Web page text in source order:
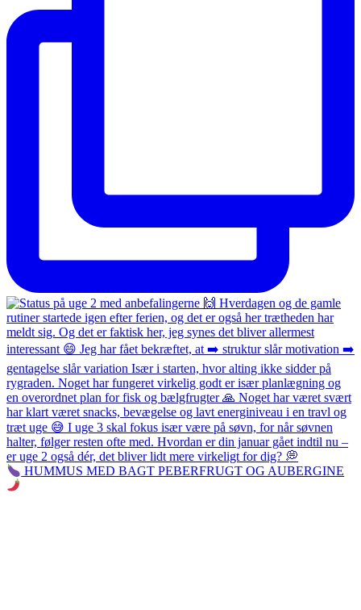
HUMMUS MED BAGT PEBERFRUGT OG AUBERGINE